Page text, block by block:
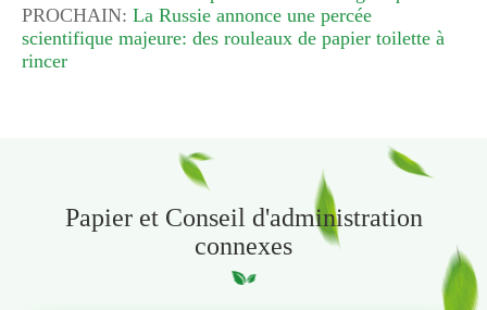
PROCHAIN: La Russie annonce une percée
scientifique majeure: des rouleaux de papier toilette à
rincer
Papier et Conseil d'administration
connexes